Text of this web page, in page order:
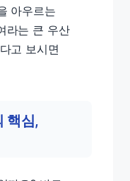
아우르는
라는 큰 우산
고 보시면
핵심,